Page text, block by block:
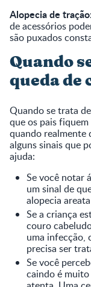
Alopecia de
de acessórios
são puxados
Quando
queda de
Quando se trata
que os pais
quando realmente
alguns sinais que
ajuda:
Se você notar
um sinal de
alopecia
Se a criança
couro
uma infecção,
precisa ser
Se você
caindo é